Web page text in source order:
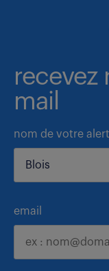
recevez
mail
nom de votre
email